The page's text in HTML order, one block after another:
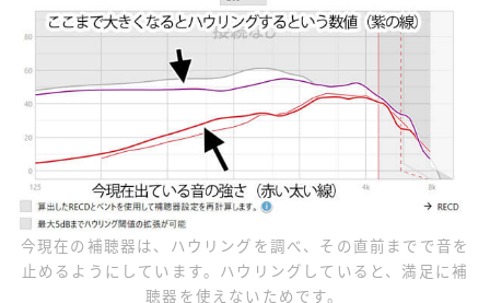
今現在の補聴器は、ハウリングを調べ、その直前までで音を
止めるようにしています。ハウリングしていると、満足に補
聴器を使えないためです。